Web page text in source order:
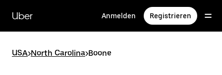
zum
Hauptinhalt
Uber Anmelden Registrieren
USA>North Carolina>Boone